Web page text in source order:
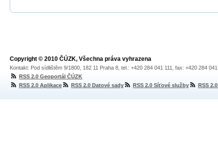
Copyright © 2010 ČÚZK, Všechna práva vyhrazena
Kontakt: Pod sídlištěm 9/1800, 182 11 Praha 8, tel.: +420 284 041 111, fax: +420 284
RSS 2.0 Geoportál ČÚZK
RSS 2.0 Aplikace
RSS 2.0 Datové sady RSS 2.0 Síťové služby RSS